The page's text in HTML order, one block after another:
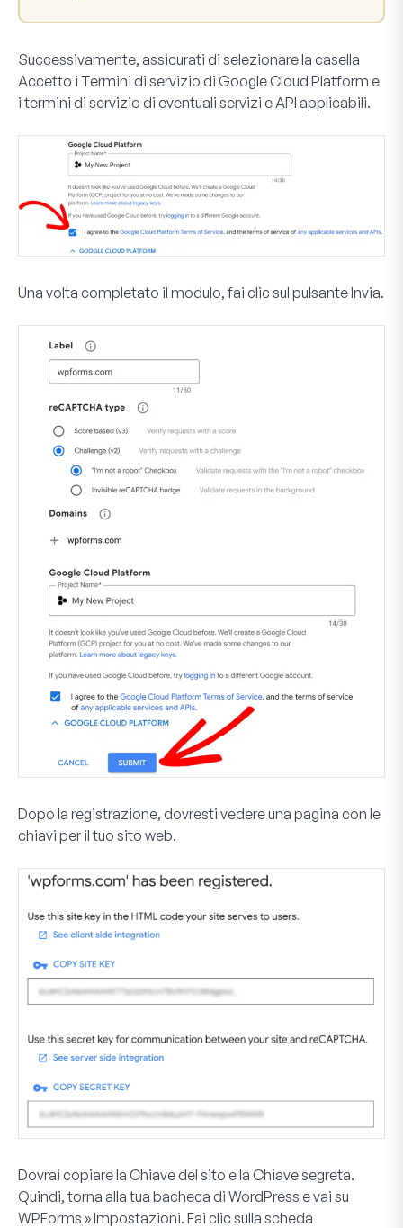
Successivamente, assicurati di selezionare la casella
Accetto i Termini di servizio di Google Cloud Platform e
i termini di servizio di eventuali servizi e API applicabili.
Una volta completato il modulo, fai clic sul pulsanteInvia.
Dopo la registrazione, dovresti vedere una pagina con le
chiavi per il tuo sito web.
Dovrai copiare la Chiave del sito e la Chiave segreta.
Quindi, torna alla tua bacheca di WordPress e vai su
WPForms » Impostazioni. Fai clic sulla scheda